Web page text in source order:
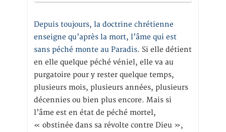
Depuis toujours, la doctrine chrétienne
enseigne qu’après la mort, l’âme qui est
sans péché monte au Paradis. Si elle détient
en elle quelque péché véniel, elle va au
purgatoire pour y rester quelque temps,
plusieurs mois, plusieurs années, plusieurs
décennies ou bien plus encore. Mais si
l’âme est en état de péché mortel,
« obstinée dans sa révolte contre Dieu »,